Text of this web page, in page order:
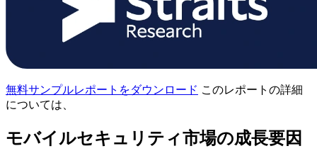
無料サンプルレポートをダウンロード このレポートの詳細
については、
モバイルセキュリティ市場の成長要因